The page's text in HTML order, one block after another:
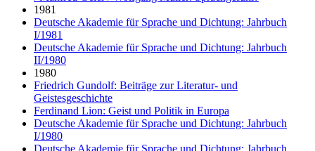
1981
Deutsche Akademie für Sprache und Dichtung: Jahrbuch
I/1981
Deutsche Akademie für Sprache und Dichtung: Jahrbuch
II/1980
1980
Friedrich Gundolf: Beiträge zur Literatur- und
Geistesgeschichte
Ferdinand Lion: Geist und Politik in Europa
Deutsche Akademie für Sprache und Dichtung: Jahrbuch
I/1980
Deutsche Akademie für Sprache und Dichtung: Jahrbuch